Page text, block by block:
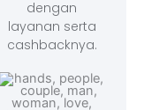
dengan
layanan serta
cashbacknya.